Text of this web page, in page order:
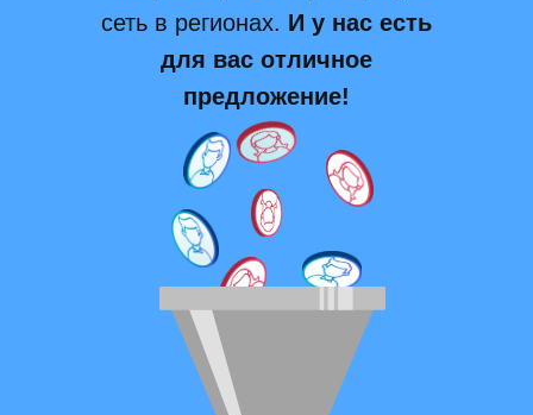
сеть в регионах. И у нас есть
для вас отличное
предложение!